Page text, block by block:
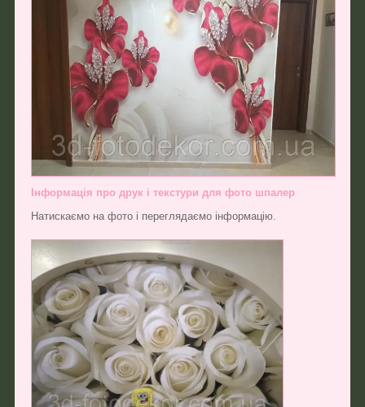
Інформація про друк і текстури для фото шпалер
Натискаємо на фото і переглядаємо інформацію.